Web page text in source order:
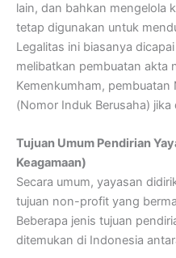
lain, dan bahkan mengelola
tetap digunakan untuk
Legalitas ini biasanya
melibatkan pembuatan akta
Kemenkumham, pembuatan
(Nomor Induk Berusaha) jika
Tujuan Umum Pendirian
Keagamaan)
Secara umum, yayasan
tujuan non-profit yang
Beberapa jenis tujuan
ditemukan di Indonesia